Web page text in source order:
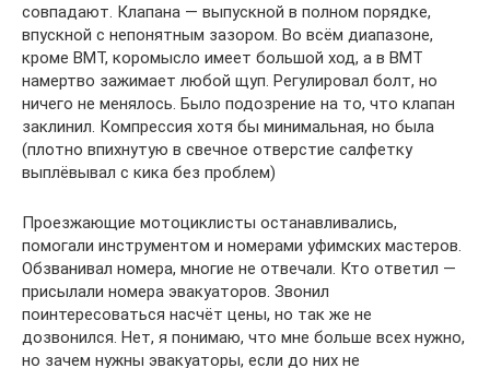
совпадают. Клапана — выпускной в полном порядке,
впускной с непонятным зазором. Во всём диапазоне,
кроме ВМТ, коромысло имеет большой ход, а в ВМТ
намертво зажимает любой щуп. Регулировал болт, но
ничего не менялось. Было подозрение на то, что клапан
заклинил. Компрессия хотя бы минимальная, но была
(плотно впихнутую в свечное отверстие салфетку
выплёвывал с кика без проблем)
Проезжающие мотоциклисты останавливались,
помогали инструментом и номерами уфимских мастеров.
Обзванивал номера, многие не отвечали. Кто ответил —
присылали номера эвакуаторов. Звонил
поинтересоваться насчёт цены, но так же не
дозвонился. Нет, я понимаю, что мне больше всех нужно,
но зачем нужны эвакуаторы, если до них не